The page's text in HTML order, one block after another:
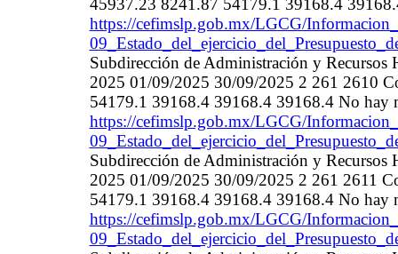
45937.23 8241.87 54179.1 39168.4
https://cefimslp.gob.mx/LGCG/
Subdirección de Administración y
2025 01/09/2025 30/09/2025 2 261 2610
54179.1 39168.4 39168.4 39168.4 No hay
https://cefimslp.gob.mx/LGCG/
Subdirección de Administración y
2025 01/09/2025 30/09/2025 2 261 2611
54179.1 39168.4 39168.4 39168.4 No hay
https://cefimslp.gob.mx/LGCG/